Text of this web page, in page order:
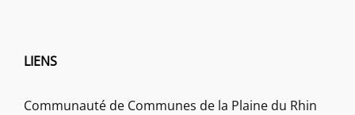
LIENS
Communauté de Communes de la Plaine du Rhin